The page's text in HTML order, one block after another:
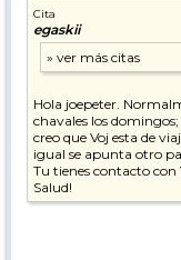
Cita
egaskii
Hola joepeter.
chavales los
creo que Voj esta de
igual se apunta otro
Tu tienes contacto con
Salud!